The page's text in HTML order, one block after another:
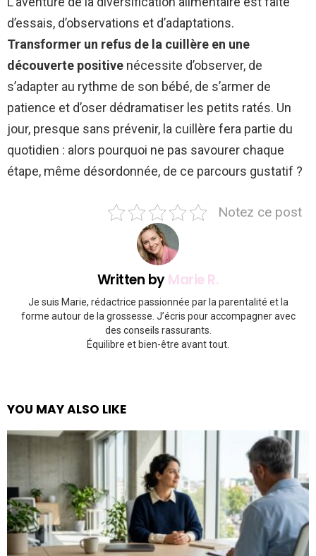
d’essais, d’observations et d’adaptations.
Transformer un refus de la cuillère en une
découverte positive nécessite d’observer, de
s’adapter au rythme de son bébé, de s’armer de
patience et d’oser dédramatiser les petits ratés. Un
jour, presque sans prévenir, la cuillère fera partie du
quotidien : alors pourquoi ne pas savourer chaque
étape, même désordonnée, de ce parcours gustatif ?
Notez ce post
Written byMarie R.
Je suis Marie, rédactrice passionnée par la parentalité et la
forme autour de la grossesse. J’écris pour accompagner avec
des conseils rassurants.
Équilibre et bien-être avant tout.
YOU MAY ALSO LIKE